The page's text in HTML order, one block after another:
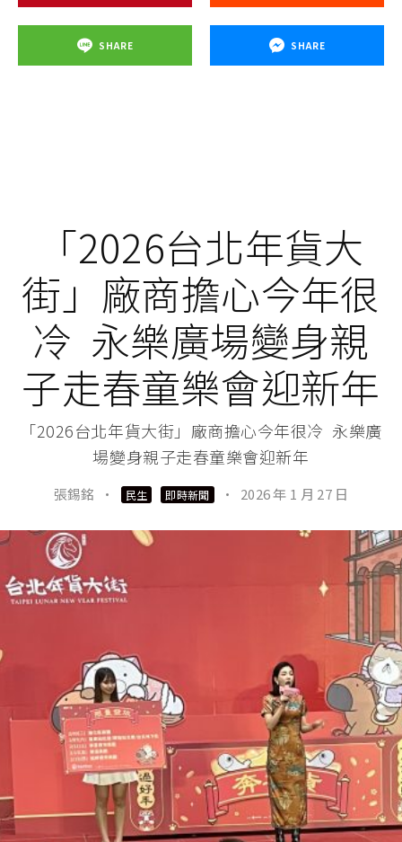
SHARE SHARE
「2026台北年貨大
街」廠商擔心今年很
冷 永樂廣場變身親
子走春童樂會迎新年
「2026台北年貨大街」廠商擔心今年很冷 永樂廣
場變身親子走春童樂會迎新年
張錫銘 · 民生 即時新聞 · 2026 年 1 月 27 日